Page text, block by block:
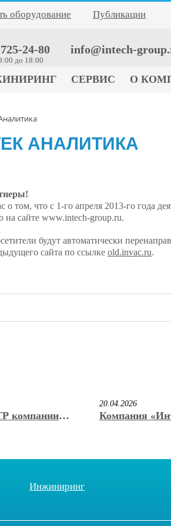
оборудование Публикации
24-80
до 18:00
info@intech-
СЕРВИС О
АНАЛИТИКА
том, что с 1-го апреля 2013-го года
на сайте www.intech-group.ru.
будут автоматически
сайта по ссылке old.invac.ru.
компании
20.04.2026
Компания
Инжиниринг